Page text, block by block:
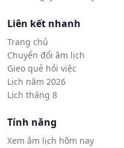
Liên kết nhanh
Trang chủ
Chuyển đổi âm lịch
Gieo quẻ hỏi việc
Lịch năm 2026
Lịch tháng 8
Tính năng
Xem âm lịch hôm nay